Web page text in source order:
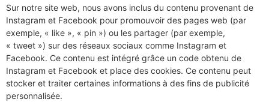
Sur notre site web, nous avons inclus du contenu provenant de
Instagram et Facebook pour promouvoir des pages web (par
exemple, « like », « pin ») ou les partager (par exemple,
« tweet ») sur des réseaux sociaux comme Instagram et
Facebook. Ce contenu est intégré grâce un code obtenu de
Instagram et Facebook et place des cookies. Ce contenu peut
stocker et traiter certaines informations à des fins de publicité
personnalisée.